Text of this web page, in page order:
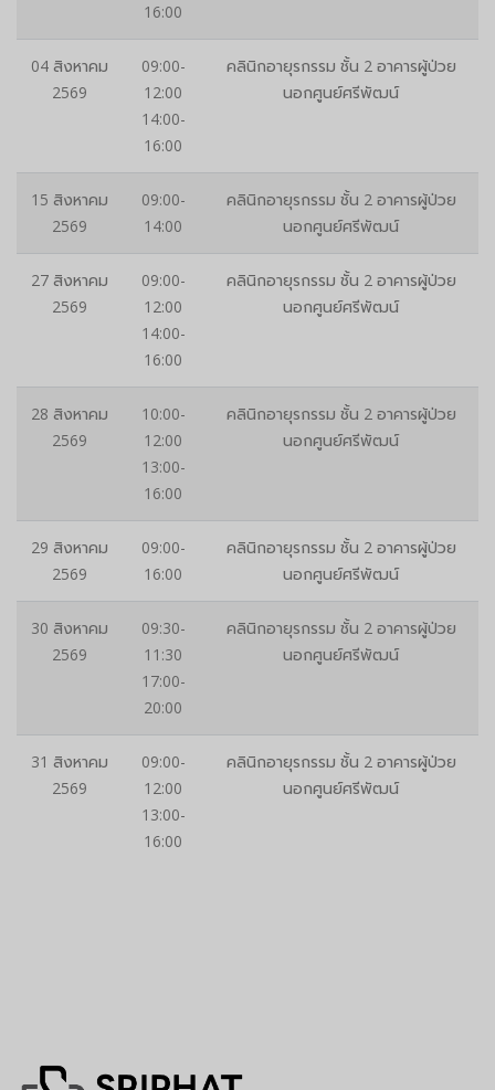
16:00
04 สิงหาคม
2569
09:00-
12:00
14:00-
16:00
คลินิกอายุรกรรม ชั้น 2 อาคารผู้ป่วย
นอกศูนย์ศรีพัฒน์
15 สิงหาคม
2569
09:00-
14:00
คลินิกอายุรกรรม ชั้น 2 อาคารผู้ป่วย
นอกศูนย์ศรีพัฒน์
27 สิงหาคม
2569
09:00-
12:00
14:00-
16:00
คลินิกอายุรกรรม ชั้น 2 อาคารผู้ป่วย
นอกศูนย์ศรีพัฒน์
28 สิงหาคม
2569
10:00-
12:00
13:00-
16:00
คลินิกอายุรกรรม ชั้น 2 อาคารผู้ป่วย
นอกศูนย์ศรีพัฒน์
29 สิงหาคม
2569
09:00-
16:00
คลินิกอายุรกรรม ชั้น 2 อาคารผู้ป่วย
นอกศูนย์ศรีพัฒน์
30 สิงหาคม
2569
09:30-
11:30
17:00-
20:00
คลินิกอายุรกรรม ชั้น 2 อาคารผู้ป่วย
นอกศูนย์ศรีพัฒน์
31 สิงหาคม
2569
09:00-
12:00
13:00-
16:00
คลินิกอายุรกรรม ชั้น 2 อาคารผู้ป่วย
นอกศูนย์ศรีพัฒน์